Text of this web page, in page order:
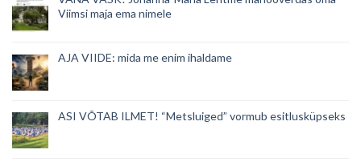
Viimsi maja ema nimele
AJA VIIDE: mida me enim ihaldame
ASI VÕTAB ILMET! “Metsluiged” vormub esitlusküpseks